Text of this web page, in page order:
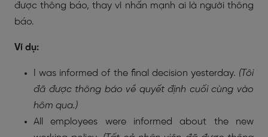
được thông báo, thay vì nhấn mạnh ai là người thông
báo.
Ví dụ:
I was informed of the final decision yesterday. (Tôi
đã được thông báo về quyết định cuối cùng vào
hôm qua.)
All employees were informed about the new